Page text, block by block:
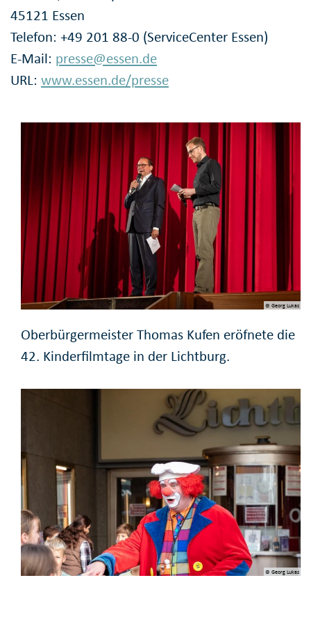
45121 Essen
Telefon: +49 201 88-0 (ServiceCenter Essen)
E-Mail: presse@essen.de
URL: www.essen.de/presse
© Georg Lukas
Oberbürgermeister Thomas Kufen eröfnete die
42. Kinderfilmtage in der Lichtburg.
© Georg Lukas